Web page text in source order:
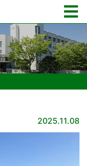
2025.11.08